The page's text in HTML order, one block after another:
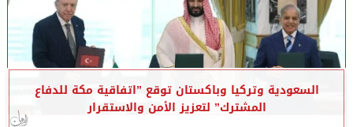
السعودية وتركيا وباكستان توقع ”اتفاقية مكة للدفاع
المشترك” لتعزيز الأمن والاستقرار